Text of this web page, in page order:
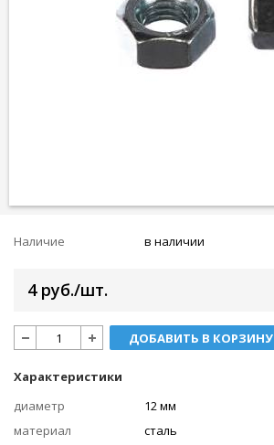
Наличие в наличии
4 руб./шт.
ДОБАВИТЬ В КОРЗИНУ
Характеристики
диаметр
12 мм
материал
сталь